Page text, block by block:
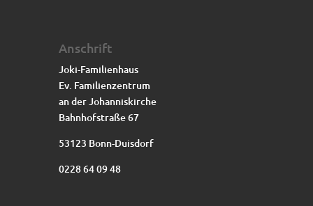
Anschrift
Joki-Familienhaus
Ev. Familienzentrum
an der Johanniskirche
Bahnhofstraße 67
53123 Bonn-Duisdorf
0228 64 09 48